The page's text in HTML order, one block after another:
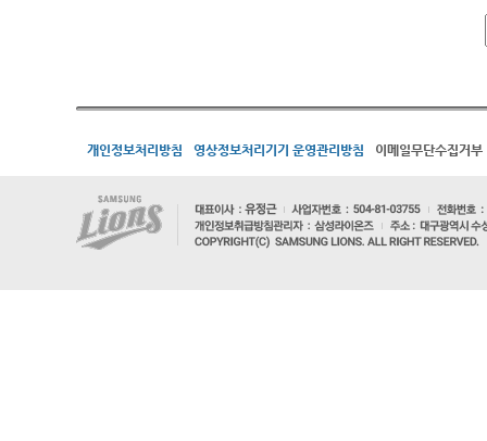
개인정보처리방침 영상정보처리기기 운영관리방침 이메일무단수집거부